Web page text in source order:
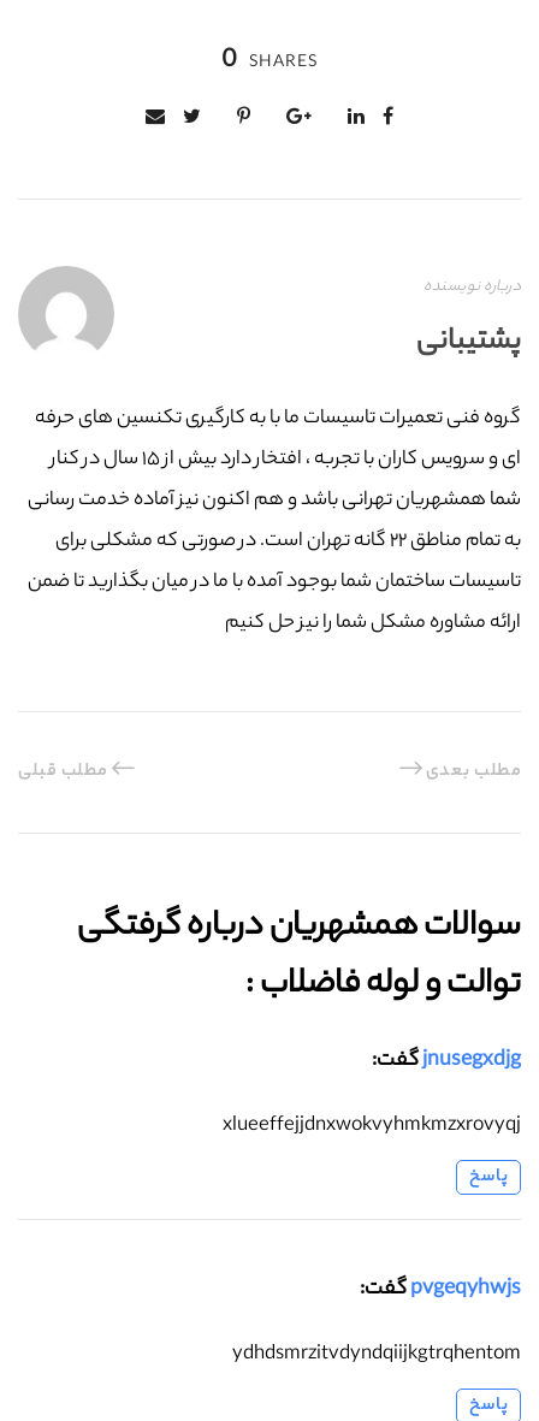
0 SHARES
درباره نویسنده
پشتیبانی
گروه فنی تعمیرات تاسیسات ما با به‌ کارگیری تکنسین های حرفه
ای و سرویس کاران با تجربه ، افتخار دارد بیش از ۱۵ سال در کنار
شما همشهریان تهرانی باشد و هم اکنون نیز آماده خدمت رسانی
به تمام مناطق ۲۲ گانه تهران است. در صورتی که مشکلی برای
تاسیسات ساختمان شما بوجود آمده با ما در میان بگذارید تا ضمن
ارائه مشاوره مشکل شما را نیز حل کنیم
مطلب قبلی مطلب بعدی
سوالات همشهریان درباره گرفتگی
توالت و لوله فاضلاب :‌
jnusegxdjgگفت:
xlueeffejjdnxwokvyhmkmzxrovyqj
پاسخ
pvgeqyhwjsگفت:
ydhdsmrzitvdyndqiijkgtrqhentom
پاسخ